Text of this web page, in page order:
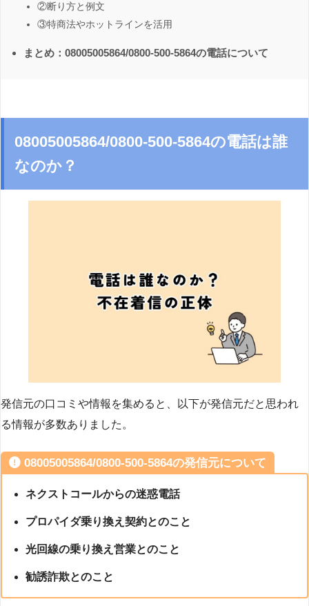
②断り方と例文
③特商法やホットラインを活用
まとめ：08005005864/0800-500-5864の電話について
08005005864/0800-500-5864の電話は誰
なのか？
発信元の口コミや情報を集めると、以下が発信元だと思われ
る情報が多数ありました。
08005005864/0800-500-5864の発信元について
ネクストコールからの迷惑電話
プロパイダ乗り換え契約とのこと
光回線の乗り換え営業とのこと
勧誘詐欺とのこと